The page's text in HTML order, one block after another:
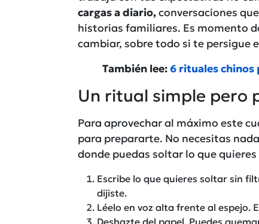
cargas a diario,conversaciones
historias familiares. Es momento
cambiar, sobre todo si te persigue
También lee: 6 rituales chinos
Un ritual simple pero
Para aprovechar al máximo este
para prepararte. No necesitas
donde puedas soltar lo que
Escribe lo que quieres soltar sin
dijiste.
Léelo en voz alta frente al espejo.
Deshazte del papel. Puedes